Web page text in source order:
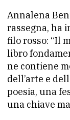
Annalena
rassegna, ha
filo rosso: “Il
libro
ne contiene
dell’arte e
poesia, una
una chiave